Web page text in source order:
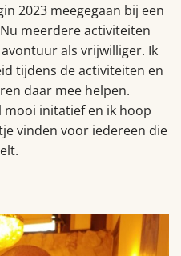
2023 meegegaan bij een
meerdere activiteiten
als vrijwilliger. Ik
tijdens de activiteiten en
daar mee helpen.
mooi initatief en ik hoop
vinden voor iedereen die